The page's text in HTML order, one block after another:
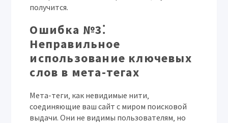
получится.
Ошибка №3⁚
Неправильное
использование ключевых
слов в мета-тегах
Мета-теги‚ как невидимые нити‚
соединяющие ваш сайт с миром поисковой
выдачи. Они не видимы пользователям‚ но